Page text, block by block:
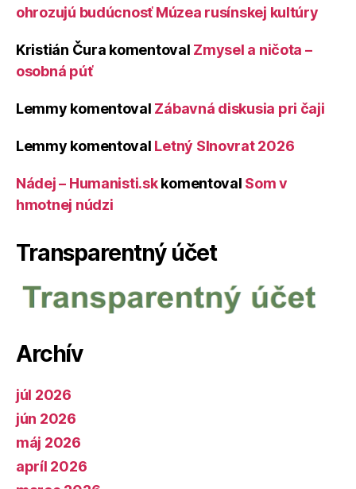
ohrozujú budúcnosť Múzea rusínskej kultúry
Kristián Čura komentoval Zmysel a ničota –
osobná púť
Lemmy komentoval Zábavná diskusia pri čaji
Lemmy komentoval Letný Slnovrat 2026
Nádej – Humanisti.skkomentoval Som v
hmotnej núdzi
Transparentný účet
Archív
júl 2026
jún 2026
máj 2026
apríl 2026